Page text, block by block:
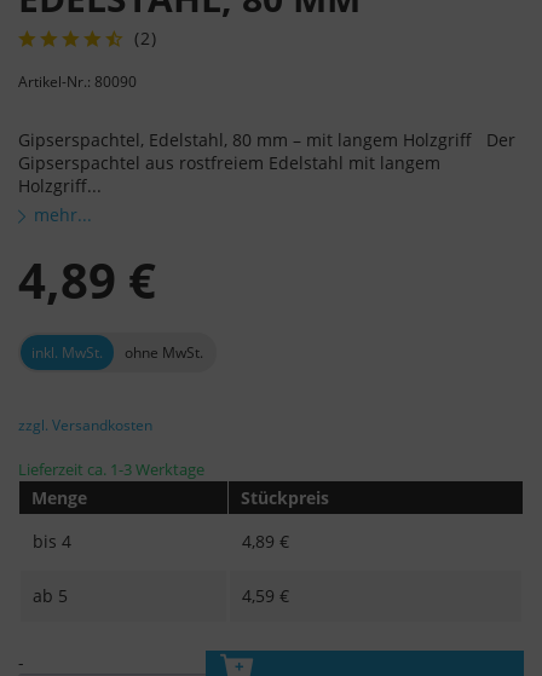
(2)
Artikel-Nr.: 80090
Gipserspachtel, Edelstahl, 80 mm – mit langem Holzgriff Der
Gipserspachtel aus rostfreiem Edelstahl mit langem
Holzgriff...
mehr...
4,89 €
inkl. MwSt. ohne MwSt.
zzgl. Versandkosten
Lieferzeit ca. 1-3 Werktage
Menge
Stückpreis
bis 4 4,89 €
ab 5 4,59 €
-